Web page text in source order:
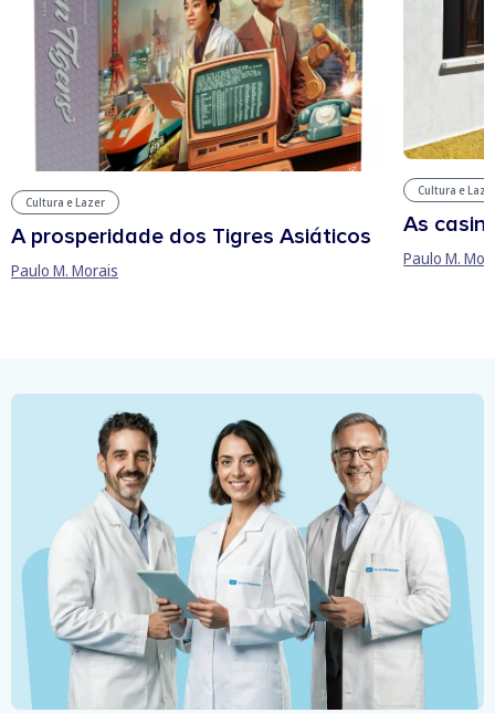
Cultura e Lazer
A prosperidade dos Tigres Asiáticos
Paulo M. Morais
Cultura e
As
Paulo M.